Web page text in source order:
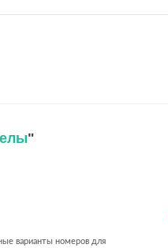
"
варианты номеров для